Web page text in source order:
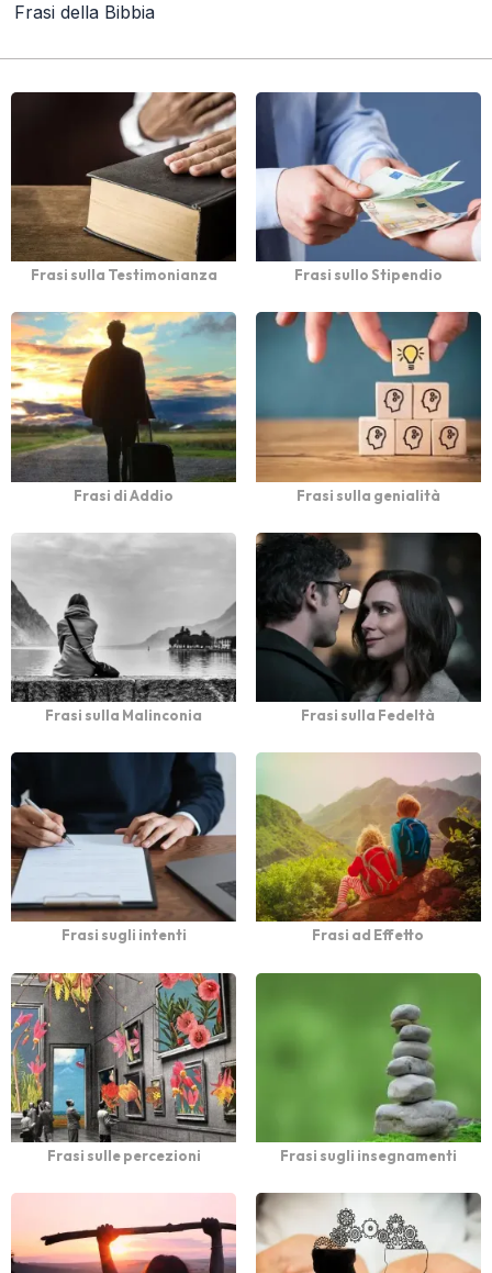
Frasi della Bibbia
Frasi sulla Testimonianza Frasi sullo Stipendio
Frasi di Addio Frasi sulla genialità
Frasi sulla Malinconia Frasi sulla Fedeltà
Frasi sugli intenti Frasi ad Effetto
Frasi sulle percezioni Frasi sugli insegnamenti